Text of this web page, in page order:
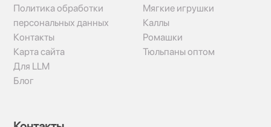
Политика обработки
персональных данных
Контакты
Карта сайта
Для LLM
Блог
Мягкие игрушки
Каллы
Ромашки
Тюльпаны оптом